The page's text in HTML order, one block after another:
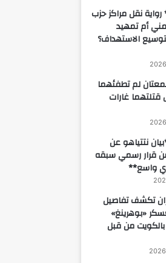
نقل مراكز حزب
أم تمهيد
الاستهداف؟
لم تطفئهما
قتلتهما غارات
نتتياهو عن
قرار رسمي سبقه
واسع**
تكشف تفاصيل
«بوهرينغ»
بالكويت من قبل